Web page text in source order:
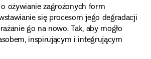
ożywianie zagrożonych form
się procesom jego degradacji
go na nowo. Tak, aby mogło
inspirującym i integrującym